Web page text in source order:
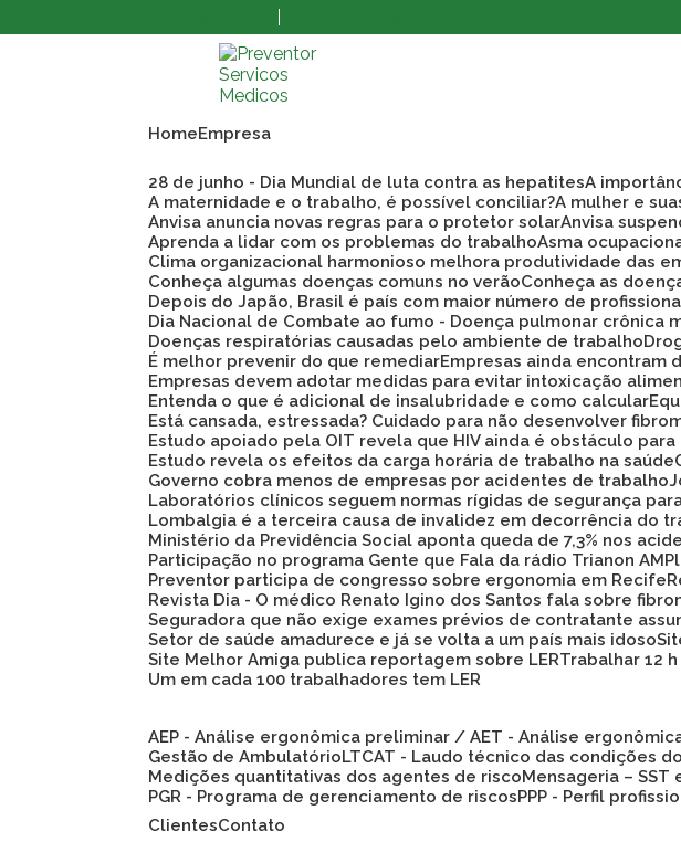
Home
Empresa
28 de junho - Dia Mundial de luta contra as hepatites
A
A maternidade e o trabalho, é possível conciliar?
A mulher e
Anvisa anuncia novas regras para o protetor solar Anvisa
Aprenda a lidar com os problemas do trabalho Asma
Clima organizacional harmonioso melhora produtividade das
Conheça algumas doenças comuns no verão
Conheça as
Depois do Japão, Brasil é país com maior número de
Dia Nacional de Combate ao fumo - Doença pulmonar crônica
Doenças respiratórias causadas pelo ambiente de trabalho
É melhor prevenir do que remediar Empresas ainda
Empresas devem adotar medidas para evitar intoxicação
Entenda o que é adicional de insalubridade e como calcular
Está cansada, estressada? Cuidado para não desenvolver
Estudo apoiado pela OIT revela que HIV ainda é obstáculo
Estudo revela os efeitos da carga horária de trabalho na saúde
Governo cobra menos de empresas por acidentes de trabalho
Laboratórios clínicos seguem normas rígidas de segurança
Lombalgia é a terceira causa de invalidez em decorrência do
Ministério da Previdência Social aponta queda de 7,3% nos
Participação no programa Gente que Fala da rádio Trianon AM
Preventor participa de congresso sobre ergonomia em Recife
Revista Dia - O médico Renato Igino dos Santos fala sobre
Seguradora que não exige exames prévios de contratante
Setor de saúde amadurece e já se volta a um país mais idoso
Site Melhor Amiga publica reportagem sobre LER
Trabalhar 12
Um em cada 100 trabalhadores tem LER
AEP - Análise ergonômica preliminar / AET - Análise
Gestão de Ambulatório LTCAT - Laudo técnico das condições
Medições quantitativas dos agentes de risco
Mensageria – SST
PGR - Programa de gerenciamento de riscos
PPP - Perfil
Clientes
Contato